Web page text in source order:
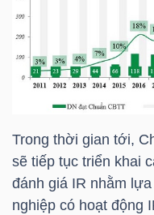
Trong thời gian tới,
sẽ tiếp tục triển khai
đánh giá IR nhằm
nghiệp có hoạt động
PHIẾU
PHÁI
SINH